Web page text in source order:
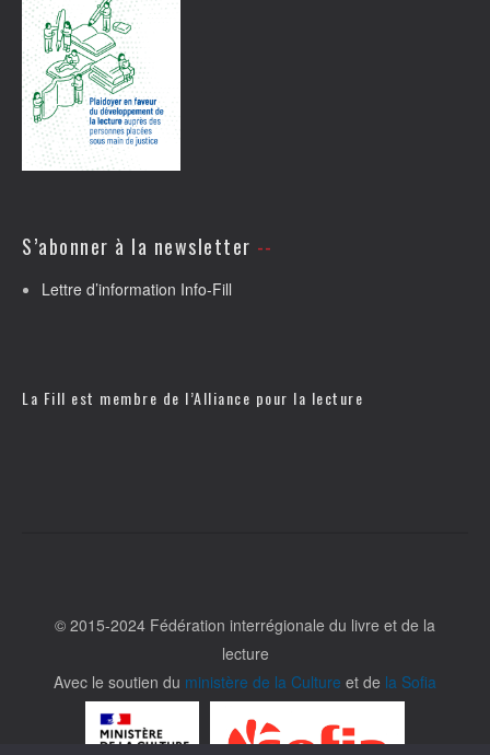
S’abonner à la newsletter
Lettre d’information Info-Fill
La Fill est membre de l’Alliance pour la lecture
© 2015-2024 Fédération interrégionale du livre et de la
lecture
Avec le soutien du ministère de la Culture et de la Sofia